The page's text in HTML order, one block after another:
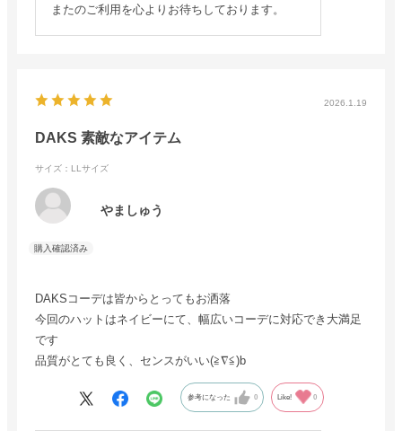
またのご利用を心よりお待ちしております。
2026.1.19
DAKS 素敵なアイテム
サイズ：LLサイズ
やましゅう
DAKSコーデは皆からとってもお洒落
今回のハットはネイビーにて、幅広いコーデに対応でき大満足
です
品質がとても良く、センスがいい(≧∇≦)b
参考になった 0 Like! 0